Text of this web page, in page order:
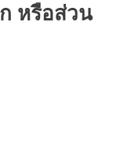
หรือส่วน